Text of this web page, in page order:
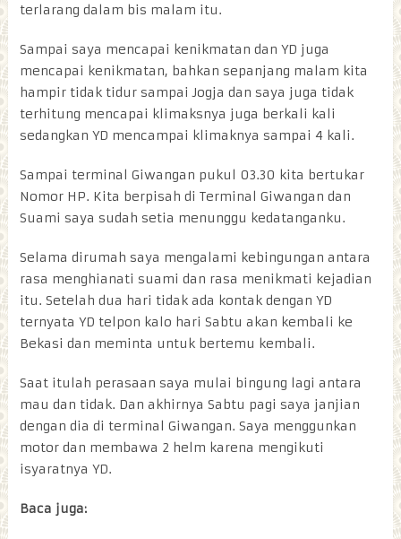
terlarang dalam bis malam itu.
Sampai saya mencapai kenikmatan dan YD juga
mencapai kenikmatan, bahkan sepanjang malam kita
hampir tidak tidur sampai Jogja dan saya juga tidak
terhitung mencapai klimaksnya juga berkali kali
sedangkan YD mencampai klimaknya sampai 4 kali.
Sampai terminal Giwangan pukul 03.30 kita bertukar
Nomor HP. Kita berpisah di Terminal Giwangan dan
Suami saya sudah setia menunggu kedatanganku.
Selama dirumah saya mengalami kebingungan antara
rasa menghianati suami dan rasa menikmati kejadian
itu. Setelah dua hari tidak ada kontak dengan YD
ternyata YD telpon kalo hari Sabtu akan kembali ke
Bekasi dan meminta untuk bertemu kembali.
Saat itulah perasaan saya mulai bingung lagi antara
mau dan tidak. Dan akhirnya Sabtu pagi saya janjian
dengan dia di terminal Giwangan. Saya menggunkan
motor dan membawa 2 helm karena mengikuti
isyaratnya YD.
Baca juga: